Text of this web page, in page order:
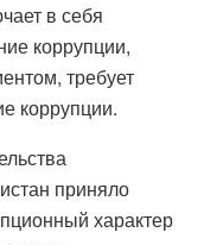
в себя
коррупции,
требует
коррупции.
приняло
характер